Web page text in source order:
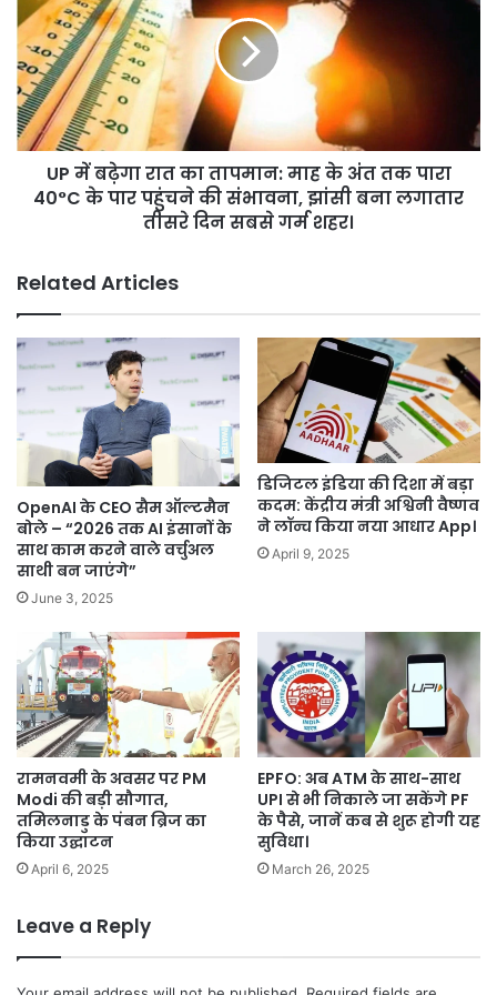
सकेंगे
रिचार्ज।
बढ़ेगा
रात
का
तापमान:
माह
के
अंत
पारा
पहुंचने
की
संभावना,
दिन
गर्म
शहर।
UP में बढ़ेगा रात का तापमान: माह के अंत तक पारा
40°C के पार पहुंचने की संभावना, झांसी बना लगातार
तीसरे दिन सबसे गर्म शहर।
Related Articles
OpenAI के CEO सैम ऑल्टमैन
बोले – “2026 तक AI इंसानों के
साथ काम करने वाले वर्चुअल
साथी बन जाएंगे”
June 3, 2025
डिजिटल इंडिया की दिशा में बड़ा
कदम: केंद्रीय मंत्री अश्विनी वैष्णव
ने लॉन्च किया नया आधार App।
April 9, 2025
रामनवमी के अवसर पर PM
Modi की बड़ी सौगात,
तमिलनाडु के पंबन ब्रिज का
किया उद्घाटन
April 6, 2025
EPFO: अब ATM के साथ-साथ
UPI से भी निकाले जा सकेंगे PF
के पैसे, जानें कब से शुरू होगी यह
सुविधा।
March 26, 2025
Leave a Reply